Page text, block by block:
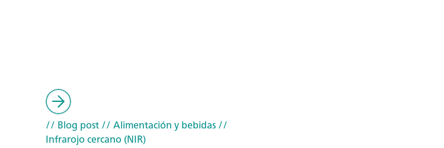
// Blog post// Alimentación y bebidas//
Infrarojo cercano (NIR)